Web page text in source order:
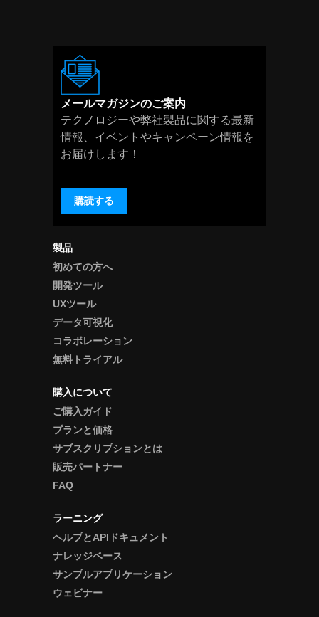
製品
初めての方へ
開発ツール
UXツール
データ可視化
コラボレーション
無料トライアル
購入について
ご購入ガイド
プランと価格
サブスクリプションとは
販売パートナー
FAQ
ラーニング
ヘルプとAPIドキュメント
ナレッジベース
サンプルアプリケーション
ウェビナー
メールマガジンのご案内
テクノロジーや弊社製品に関する最新
情報、イベントやキャンペーン情報を
お届けします！
購読する